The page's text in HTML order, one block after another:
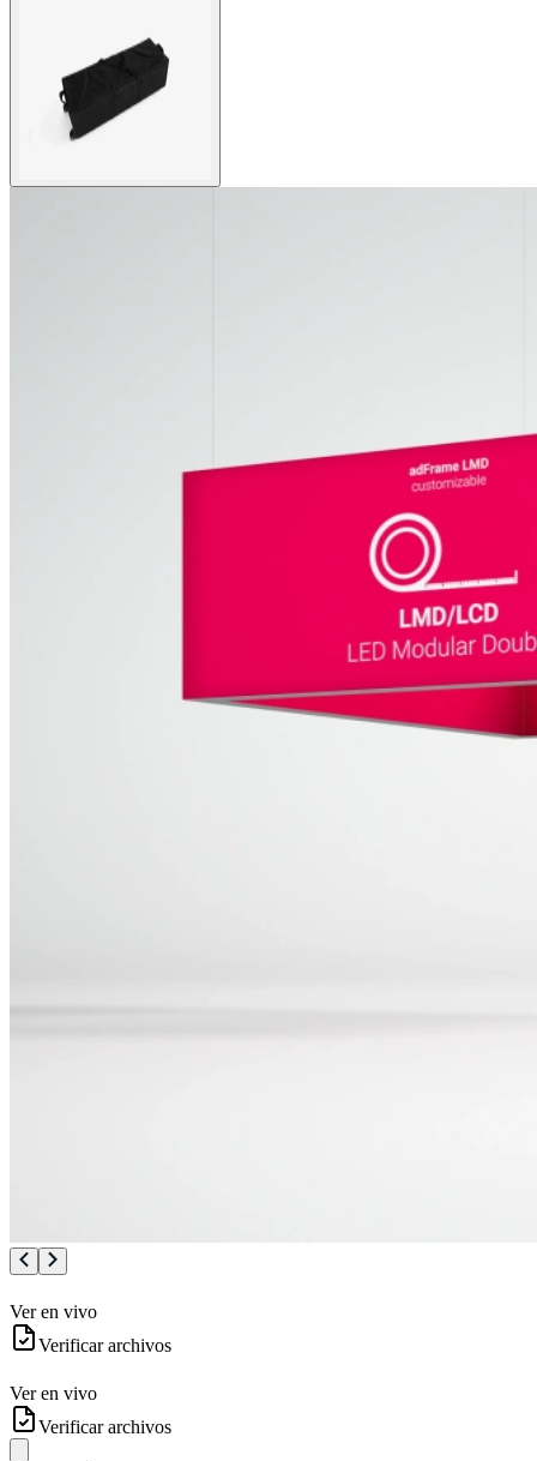
Ver en vivo
Verificar archivos
Ver en vivo
Verificar archivos